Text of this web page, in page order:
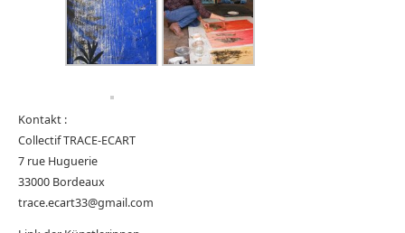
Kontakt :
Collectif TRACE-ECART
7 rue Huguerie
33000 Bordeaux
trace.ecart33@gmail.com